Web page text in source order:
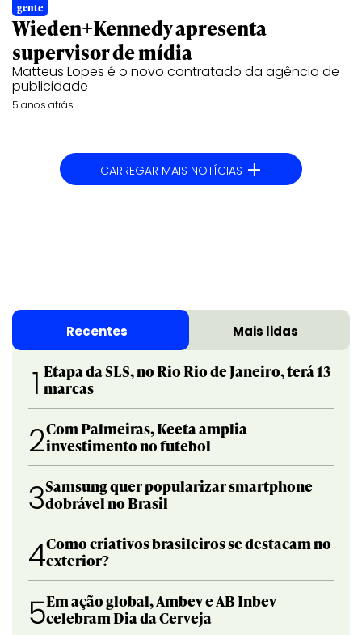
gente
Wieden+Kennedy apresenta
supervisor de mídia
Matteus Lopes é o novo contratado da agência de
publicidade
5 anos atrás
CARREGAR MAIS NOTÍCIAS +
Recentes Mais lidas
1 Etapa da SLS, no Rio Rio de Janeiro, terá 13
marcas
2Com Palmeiras, Keeta amplia
investimento no futebol
3Samsung quer popularizar smartphone
dobrável no Brasil
4Como criativos brasileiros se destacam no
exterior?
5Em ação global, Ambev e AB Inbev
celebram Dia da Cerveja